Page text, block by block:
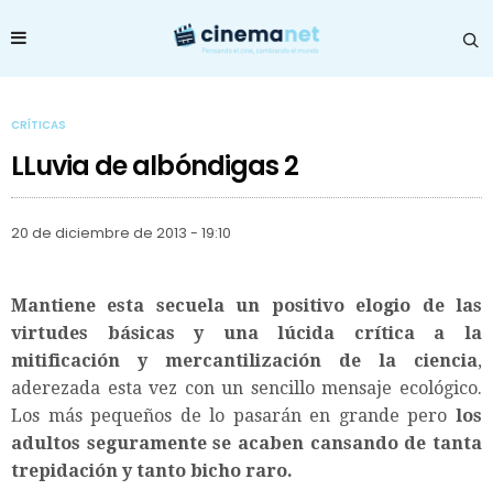
CRÍTICAS
LLuvia de albóndigas 2
20 de diciembre de 2013 - 19:10
Mantiene esta secuela un positivo elogio de las
virtudes básicas y una lúcida crítica a la
mitificación y mercantilización de la ciencia,
aderezada esta vez con un sencillo mensaje ecológico.
Los más pequeños de lo pasarán en grande pero los
adultos seguramente se acaben cansando de tanta
trepidación y tanto bicho raro.